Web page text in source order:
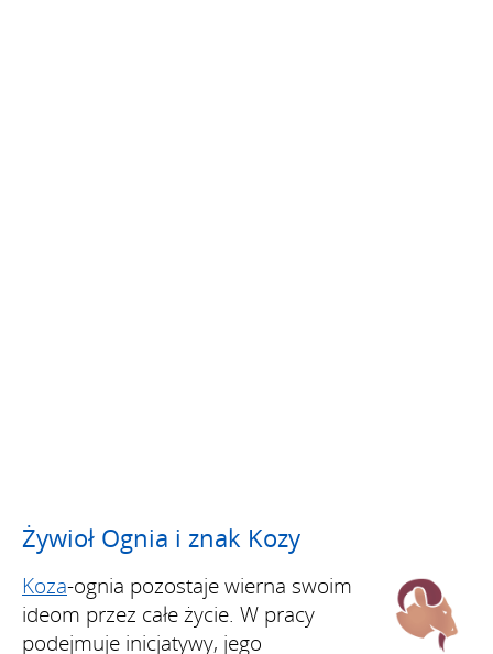
Żywioł Ognia i znak Kozy
Koza-ognia pozostaje wierna swoim
ideom przez całe życie. W pracy
podejmuje inicjatywy, jego